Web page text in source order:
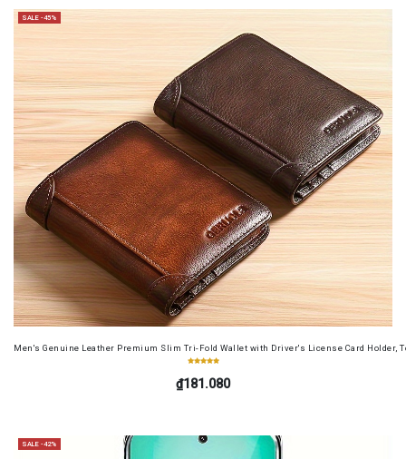
SALE -45%
Men's Genuine Leather Premium Slim Tri-Fold Wallet with Driver's License Card Holder,
₫181.080
SALE -42%